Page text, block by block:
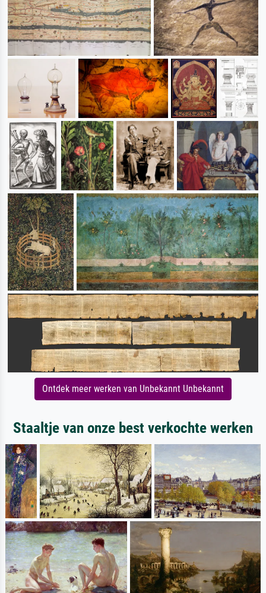
Ontdek meer werken van Unbekannt Unbekannt
Staaltje van onze best verkochte werken